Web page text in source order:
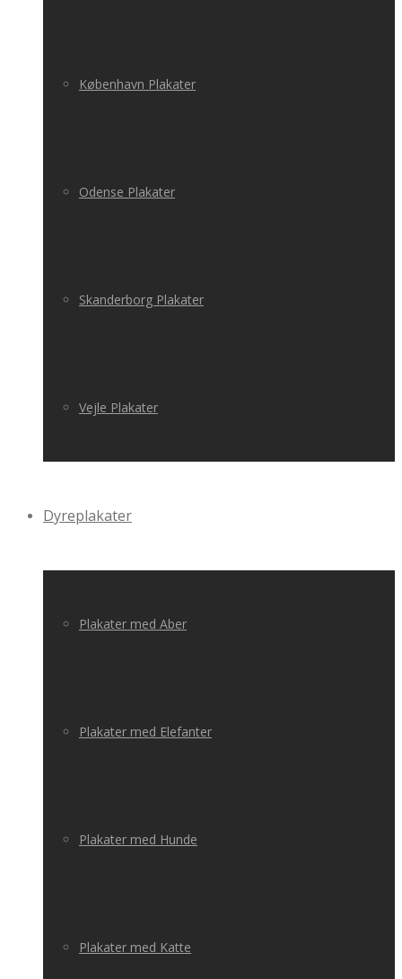
København Plakater
Odense Plakater
Skanderborg Plakater
Vejle Plakater
Dyreplakater
Plakater med Aber
Plakater med Elefanter
Plakater med Hunde
Plakater med Katte